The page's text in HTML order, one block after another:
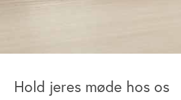
Hold jeres møde hos os